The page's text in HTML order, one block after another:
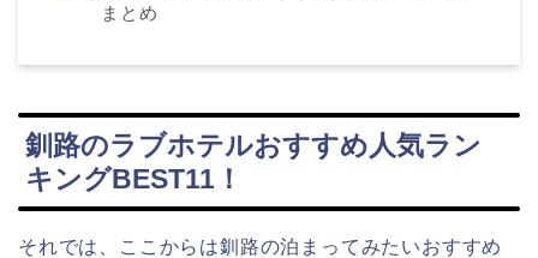
まとめ
釧路のラブホテルおすすめ人気ラン
キングBEST11！
それでは、ここからは釧路の泊まってみたいおすすめ